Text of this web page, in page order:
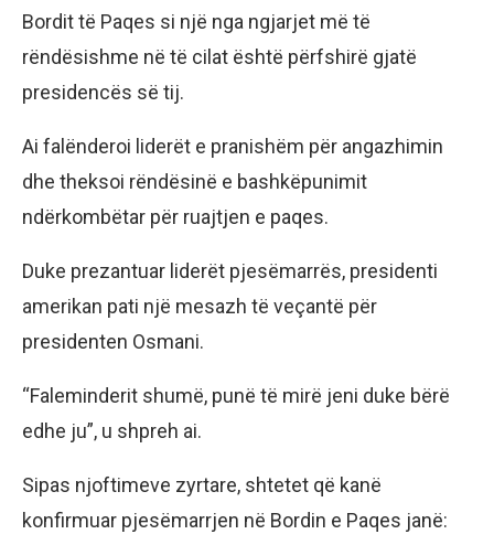
Bordit të Paqes si një nga ngjarjet më të
rëndësishme në të cilat është përfshirë gjatë
presidencës së tij.
Ai falënderoi liderët e pranishëm për angazhimin
dhe theksoi rëndësinë e bashkëpunimit
ndërkombëtar për ruajtjen e paqes.
Duke prezantuar liderët pjesëmarrës, presidenti
amerikan pati një mesazh të veçantë për
presidenten Osmani.
“Faleminderit shumë, punë të mirë jeni duke bërë
edhe ju”, u shpreh ai.
Sipas njoftimeve zyrtare, shtetet që kanë
konfirmuar pjesëmarrjen në Bordin e Paqes janë: